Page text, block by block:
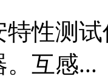
特性测
互感...